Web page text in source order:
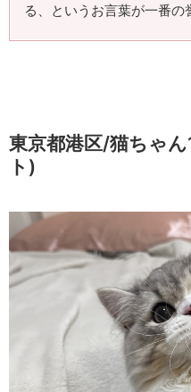
る、というお言葉が一番
東京都港区/猫ちゃ
ト)